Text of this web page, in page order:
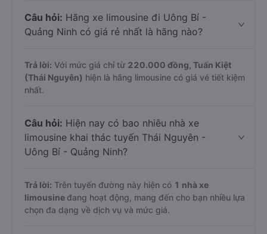
Câu hỏi: Hãng xe limousine đi Uông Bí -
Quảng Ninh có giá rẻ nhất là hãng nào?
Trả lời: Với mức giá chỉ từ 220.000 đồng, Tuấn Kiệt
(Thái Nguyên) hiện là hãng limousine có giá vé tiết kiệm
nhất.
Câu hỏi: Hiện nay có bao nhiêu nhà xe
limousine khai thác tuyến Thái Nguyên -
Uông Bí - Quảng Ninh?
Trả lời: Trên tuyến đường này hiện có 1 nhà xe
limousine đang hoạt động, mang đến cho bạn nhiều lựa
chọn đa dạng về dịch vụ và mức giá.